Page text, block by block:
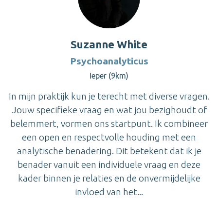
Suzanne White
Psychoanalyticus
Ieper (9km)
In mijn praktijk kun je terecht met diverse vragen.
Jouw specifieke vraag en wat jou bezighoudt of
belemmert, vormen ons startpunt. Ik combineer
een open en respectvolle houding met een
analytische benadering. Dit betekent dat ik je
benader vanuit een individuele vraag en deze
kader binnen je relaties en de onvermijdelijke
invloed van het...